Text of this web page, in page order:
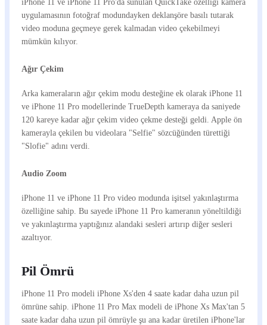
iPhone 11 ve iPhone 11 Pro'da sunulan QuickTake özelliği kamera
uygulamasının fotoğraf modundayken deklanşöre basılı tutarak
video moduna geçmeye gerek kalmadan video çekebilmeyi
mümkün kılıyor.
Ağır Çekim
Arka kameraların ağır çekim modu desteğine ek olarak iPhone 11
ve iPhone 11 Pro modellerinde TrueDepth kameraya da saniyede
120 kareye kadar ağır çekim video çekme desteği geldi. Apple ön
kamerayla çekilen bu videolara "Selfie" sözcüğünden türettiği
"Slofie" adını verdi.
Audio Zoom
iPhone 11 ve iPhone 11 Pro video modunda işitsel yakınlaştırma
özelliğine sahip. Bu sayede iPhone 11 Pro kameranın yöneltildiği
ve yakınlaştırma yaptığınız alandaki sesleri artırıp diğer sesleri
azaltıyor.
Pil Ömrü
iPhone 11 Pro modeli iPhone Xs'den 4 saate kadar daha uzun pil
ömrüne sahip. iPhone 11 Pro Max modeli de iPhone Xs Max'tan 5
saate kadar daha uzun pil ömrüyle şu ana kadar üretilen iPhone'lar